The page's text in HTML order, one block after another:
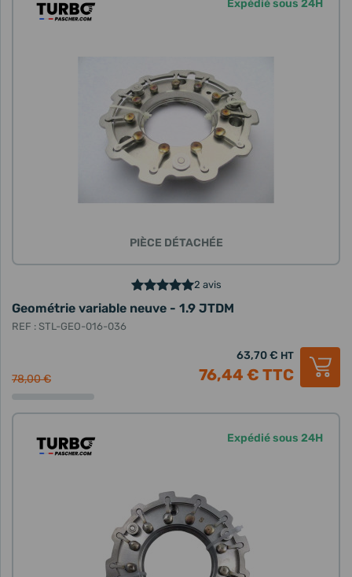
Expédié sous 24H
PIÈCE DÉTACHÉE
2 avis
Geométrie variable neuve - 1.9 JTDM
REF : STL-GEO-016-036
78,00 €
63,70 € HT
76,44 € TTC
Expédié sous 24H